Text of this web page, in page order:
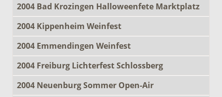
2004 Bad Krozingen Halloweenfete Marktplatz
2004 Kippenheim Weinfest
2004 Emmendingen Weinfest
2004 Freiburg Lichterfest Schlossberg
2004 Neuenburg Sommer Open-Air